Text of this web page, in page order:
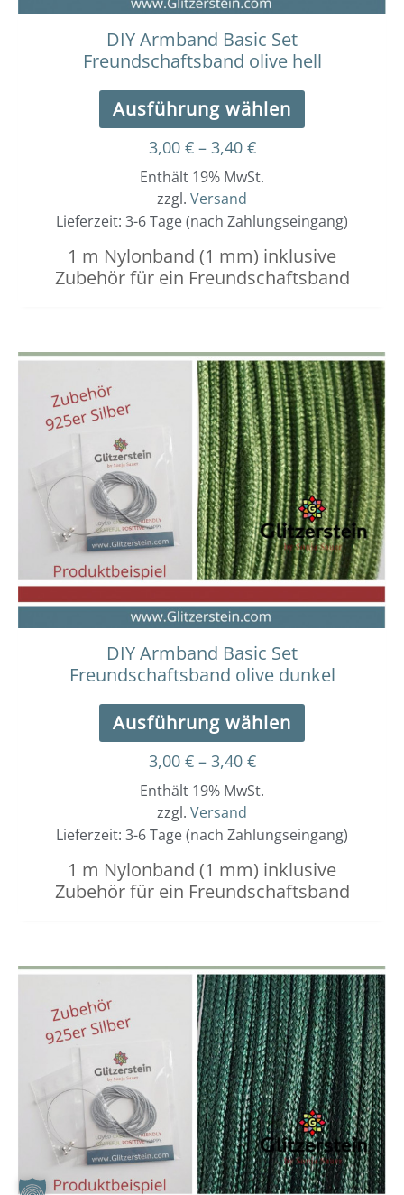
DIY Armband Basic Set
Freundschaftsband olive hell
Ausführung wählen
3,00 € – 3,40 €
Enthält 19% MwSt.
zzgl. Versand
Lieferzeit: 3-6 Tage (nach Zahlungseingang)
1 m Nylonband (1 mm) inklusive
Zubehör für ein Freundschaftsband
DIY Armband Basic Set
Freundschaftsband olive dunkel
Ausführung wählen
Dieses
Produkt
weist
mehrere
Varianten
auf.
Die
Optionen
können
auf
der
3,00 € – 3,40 €
Preisspanne:
3,00 €
bis
3,40 €
Enthält 19% MwSt.
zzgl. Versand
Lieferzeit: 3-6 Tage (nach Zahlungseingang)
1 m Nylonband (1 mm) inklusive
Zubehör für ein Freundschaftsband
Dieses
Produkt
weist
mehrere
Varianten
auf.
Die
Optionen
können
auf
Preisspanne:
3,00 €
bis
3,40 €